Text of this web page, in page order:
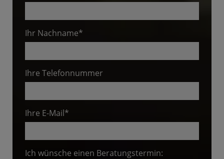
Ihr Nachname*
Ihre Telefonnummer
Ihre E-Mail*
Ich wünsche einen Beratungstermin: